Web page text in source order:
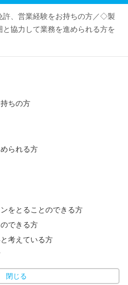
許、営業経験をお持ちの方／◇製
協力して業務を進められる方を
ちの方
られる方
をとることのできる方
できる方
考えている方
閉じる